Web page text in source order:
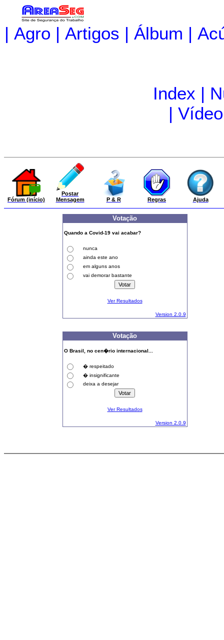
| Agro | Artigos | Álbum |
Index |
| Vídeo
Fórum (início)
Postar
Mensagem
P & R Regras Ajuda
Votação
Quando a Covid-19 vai acabar?
nunca
ainda este ano
em alguns anos
vai demorar bastante
Ver Resultados
Version 2.0.9
Votação
O Brasil, no cen�rio internacional...
� respeitado
� insignificante
deixa a desejar
Ver Resultados
Version 2.0.9